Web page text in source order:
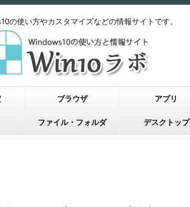
の使い方やカスタマイズなどの情報サイトです。
ブラウザ アプリ
ファイル・フォルダ デスクトップ